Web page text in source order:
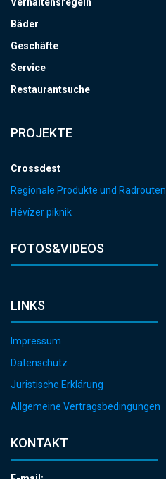
Verhaltensregeln
Bäder
Geschäfte
Service
Restaurantsuche
PROJEKTE
Crossdest
Regionale Produkte und Radrouten
Hévízer piknik
FOTOS&VIDEOS
LINKS
Impressum
Datenschutz
Juristische Erklärung
Allgemeine Vertragsbedingungen
KONTAKT